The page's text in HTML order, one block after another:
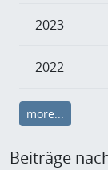
2023
2022
more...
Beiträge